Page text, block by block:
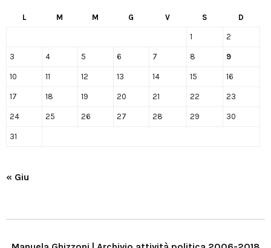
L M M G V S D
1 2
3 4 5 6 7 8 9
10 11 12 13 14 15 16
17 18 19 20 21 22 23
24 25 26 27 28 29 30
31
« Giu